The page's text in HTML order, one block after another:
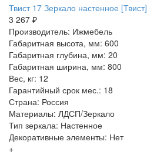
Твист 17 Зеркало настенное [Твист]
3 267 ₽
Производитель: Ижмебель
Габаритная высота, мм: 600
Габаритная глубина, мм: 20
Габаритная ширина, мм: 800
Вес, кг: 12
Гарантийный срок мес.: 18
Страна: Россия
Материалы: ЛДСП/Зеркало
Тип зеркала: Настенное
Декоративные элементы: Нет
+